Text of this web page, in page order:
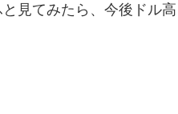
見てみたら、今後ドル高